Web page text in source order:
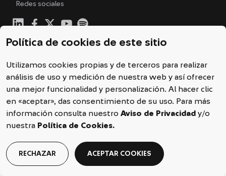
Política de cookies de este sitio
Utilizamos cookies propias y de terceros para realizar
análisis de uso y medición de nuestra web y así ofrecer
una mejor funcionalidad y personalización. Al hacer clic
en «aceptar», das consentimiento de su uso. Para más
información consulta nuestro Aviso de Privacidad y/o
nuestra Política de Cookies.
RECHAZAR ACEPTAR COOKIES
Redes sociales
FIDUCIARIA SURA S.A.
NIT. 900.322.339-8